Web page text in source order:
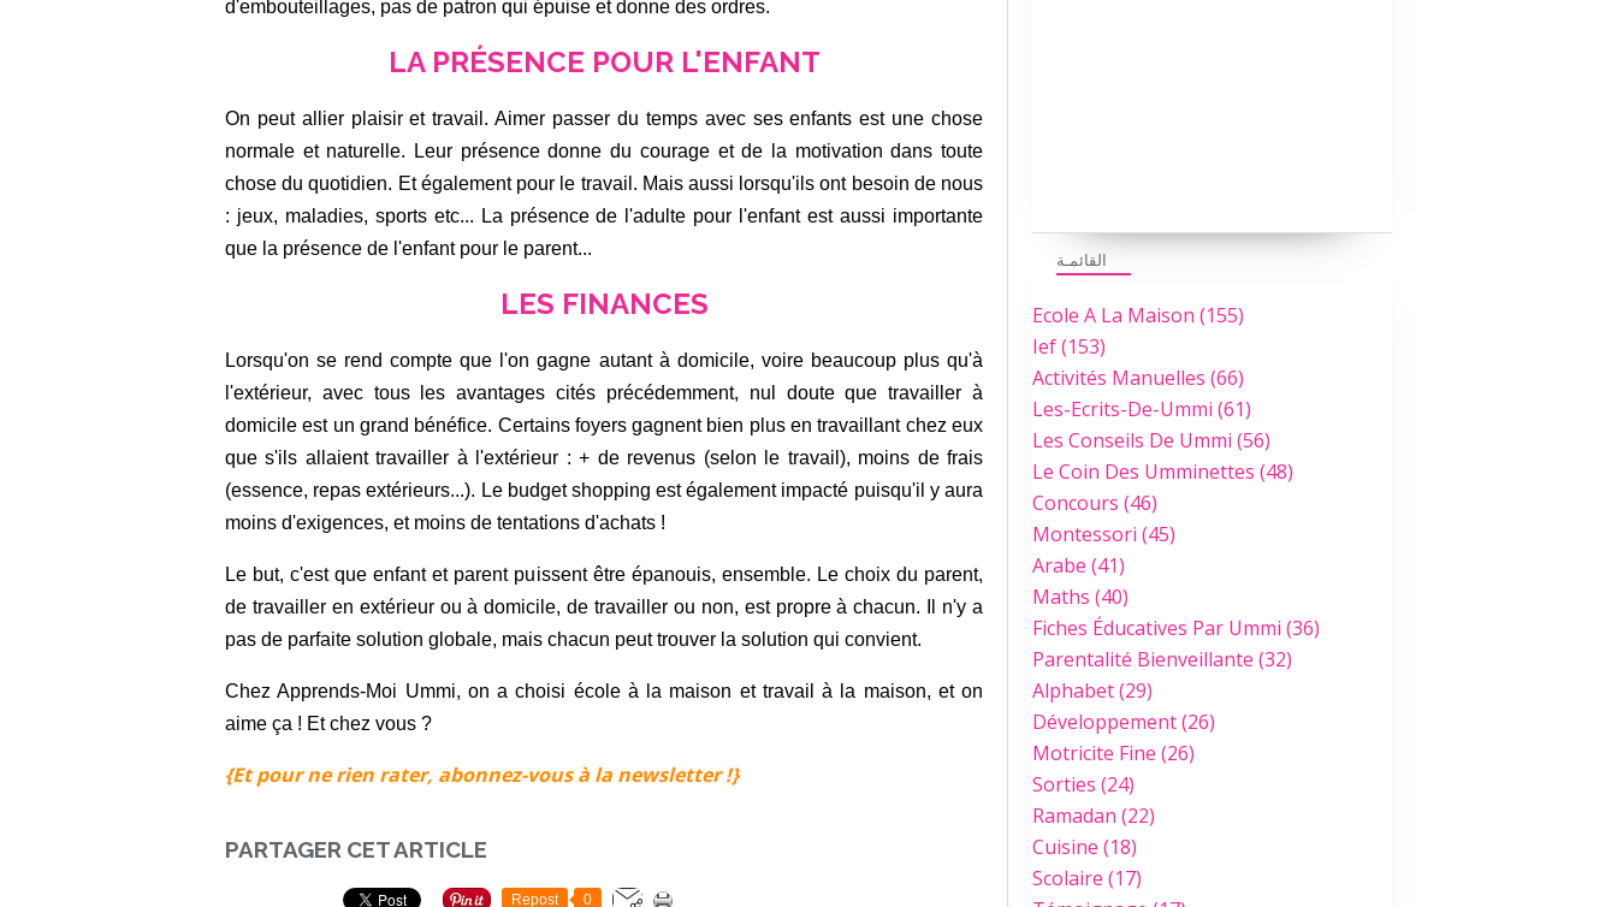
d'embouteillages, pas de patron qui épuise et donne des ordres.
LA PRÉSENCE POUR L'ENFANT
On peut allier plaisir et travail. Aimer passer du temps avec ses enfants est une chose
normale et naturelle. Leur présence donne du courage et de la motivation dans toute
chose du quotidien. Et également pour le travail. Mais aussi lorsqu'ils ont besoin de nous
: jeux, maladies, sports etc... La présence de l'adulte pour l'enfant est aussi importante
que la présence de l'enfant pour le parent...
LES FINANCES
Lorsqu'on se rend compte que l'on gagne autant à domicile, voire beaucoup plus qu'à
l'extérieur, avec tous les avantages cités précédemment, nul doute que travailler à
domicile est un grand bénéfice. Certains foyers gagnent bien plus en travaillant chez eux
que s'ils allaient travailler à l'extérieur : + de revenus (selon le travail), moins de frais
(essence, repas extérieurs...). Le budget shopping est également impacté puisqu'il y aura
moins d'exigences, et moins de tentations d'achats !
Le but, c'est que enfant et parent puissent être épanouis, ensemble. Le choix du parent,
de travailler en extérieur ou à domicile, de travailler ou non, est propre à chacun. Il n'y a
pas de parfaite solution globale, mais chacun peut trouver la solution qui convient.
Chez Apprends-Moi Ummi, on a choisi école à la maison et travail à la maison, et on
aime ça ! Et chez vous ?
{Et pour ne rien rater, abonnez-vous à la newsletter !}
PARTAGER CET ARTICLE
Repost 0
القائمـة
Ecole A La Maison (155)
Ief(153)
Activités Manuelles (66)
Les-Ecrits-De-Ummi (61)
Les Conseils De Ummi (56)
Le Coin Des Umminettes (48)
Concours (46)
Montessori (45)
Arabe (41)
Maths (40)
Fiches Éducatives Par Ummi (36)
Parentalité Bienveillante (32)
Alphabet(29)
Développement(26)
Motricite Fine (26)
Sorties (24)
Ramadan (22)
Cuisine (18)
Scolaire (17)